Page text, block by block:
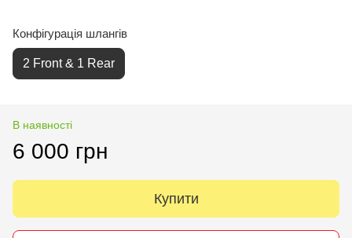
Конфігурація шлангів
2 Front & 1 Rear
В наявності
6 000 грн
Купити